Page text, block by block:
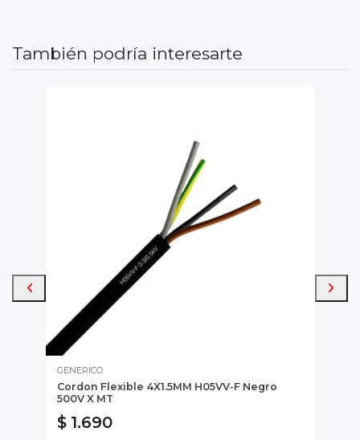
También podría interesarte
GENERICO
Cordon Flexible 4X1.5MM H05VV-F Negro
500V X MT
$ 1.690